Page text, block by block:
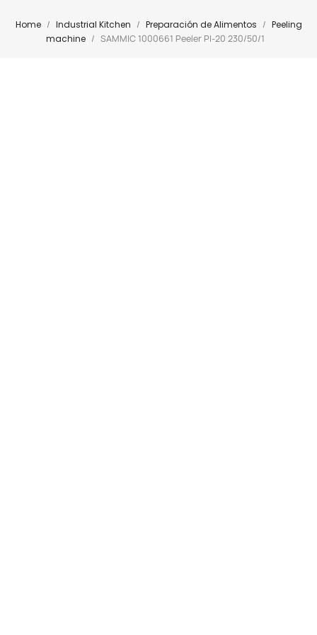
Home Industrial Kitchen Preparación de Alimentos
Peeling
machine
SAMMIC 1000661 Peeler PI-20 230/50/1